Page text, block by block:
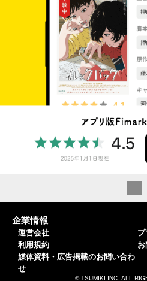
企業情報
運営会社
利用規約
媒体資料・広告掲載のお問い合わ
せ
© TSUMIKI INC. ALL